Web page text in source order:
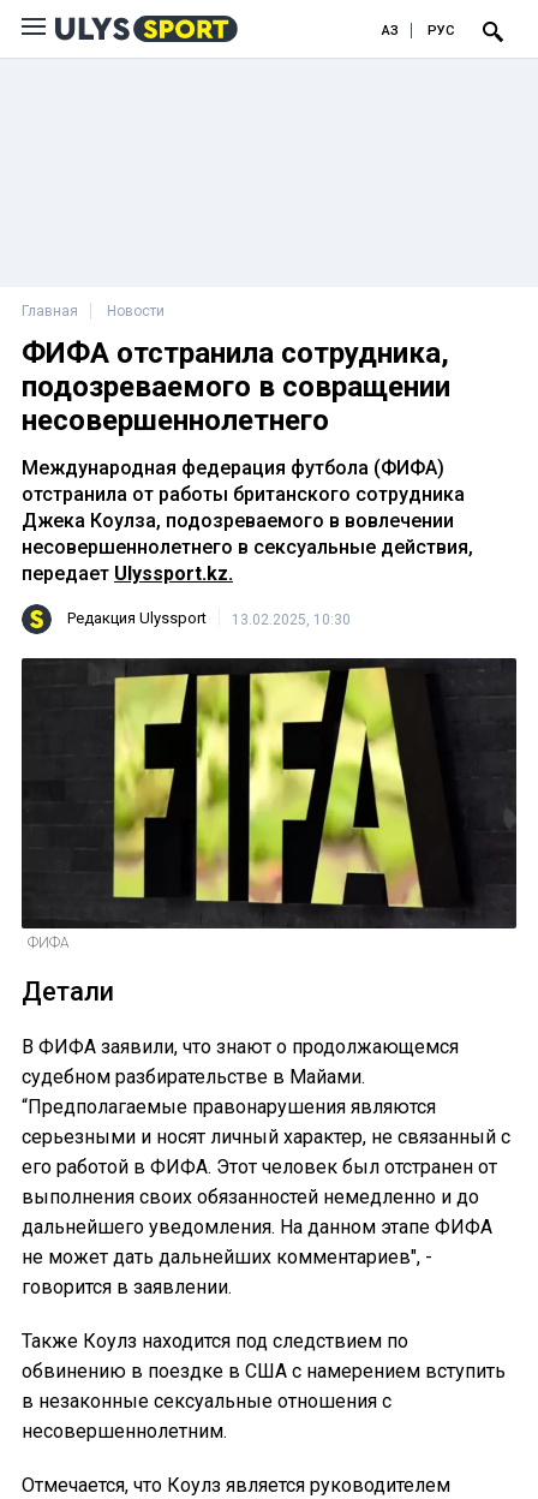
ҚАЗ РУС
Главная Новости
ФИФА отстранила сотрудника,
подозреваемого в совращении
несовершеннолетнего
Международная федерация футбола (ФИФА)
отстранила от работы британского сотрудника
Джека Коулза, подозреваемого в вовлечении
несовершеннолетнего в сексуальные действия,
передает Ulyssport.kz.
Редакция Ulyssport 13.02.2025, 10:30
ФИФА
Детали
В ФИФА заявили, что знают о продолжающемся
судебном разбирательстве в Майами.
“Предполагаемые правонарушения являются
серьезными и носят личный характер, не связанный с
его работой в ФИФА. Этот человек был отстранен от
выполнения своих обязанностей немедленно и до
дальнейшего уведомления. На данном этапе ФИФА
не может дать дальнейших комментариев", -
говорится в заявлении.
Также Коулз находится под следствием по
обвинению в поездке в США с намерением вступить
в незаконные сексуальные отношения с
несовершеннолетним.
Отмечается, что Коулз является руководителем